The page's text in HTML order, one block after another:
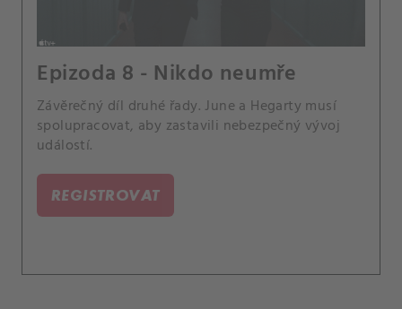
Epizoda 8 - Nikdo neumře
Závěrečný díl druhé řady. June a Hegarty musí
spolupracovat, aby zastavili nebezpečný vývoj
událostí.
REGISTROVAT